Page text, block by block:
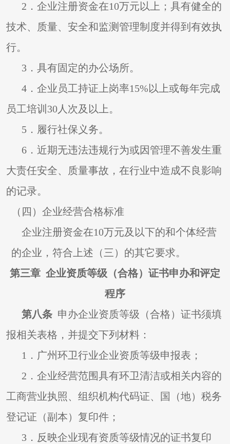
2 ．企业注册资金在10万元以上；具有健全的
技术、质量、安全和监测管理制度并得到有效执
行。
3 ．具有固定的办公场所。
4 ．企业员工持证上岗率15%以上或每年完成
员工培训30人次及以上。
5 ．履行社保义务。
6 ．近期无违法违规行为或因管理不善发生重
大责任安全、质量事故，在行业中造成不良影响
的记录。
（四）企业经营合格标准
企业注册资金在10万元及以下的和个体经营
的企业，符合上述（三）的其它要求。
第三章 企业资质等级（合格）证书申办和评定
程序
第八条 申办企业资质等级（合格）证书须填
报相关表格，并提交下列材料：
1 ．广州环卫行业企业资质等级申报表；
2 ．企业经营范围具有环卫清洁或相关内容的
工商营业执照、组织机构代码证、国（地）税务
登记证（副本）复印件；
3 ．反映企业现有资质等级情况的证书复印